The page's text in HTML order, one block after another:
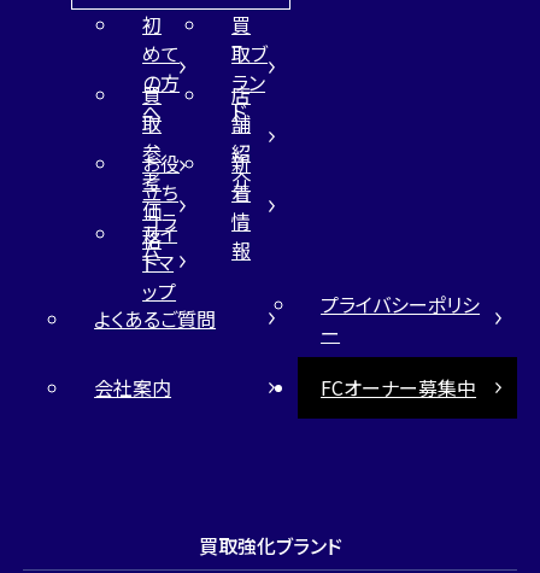
初
めて
の方
へ
買
取ブ
ラン
ド
買
取
参
考
価
格
店
舗
紹
介
お役
立ち
コラ
ム
新
着
情
報
サイ
トマ
ップ
よくあるご質問
プライバシーポリシ
ー
会社案内
FCオーナー募集中
買取強化ブランド